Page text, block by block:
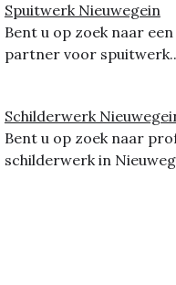
Spuitwerk Nieuwegein
Bent u op zoek naar
partner voor
Schilderwerk
Bent u op zoek naar
schilderwerk in